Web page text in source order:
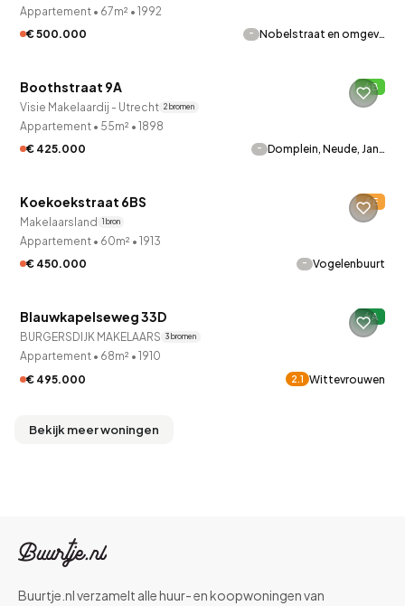
Appartement • 67m² • 1992
€ 500.000
- Nobelstraat en omgev…
QUICKLANE™
Boothstraat 9A B
Visie Makelaardij - Utrecht 2 bronnen
Appartement • 55m² • 1898
€ 425.000
- Domplein, Neude, Jan…
Koekoekstraat 6BS E
Makelaarsland 1 bron
Appartement • 60m² • 1913
€ 450.000
- Vogelenbuurt
QUICKLANE™
Blauwkapelseweg 33D A
BURGERSDIJK MAKELAARS 3 bronnen
Appartement • 68m² • 1910
€ 495.000
2.1 Wittevrouwen
Bekijk meer woningen
Buurtje.nl verzamelt alle huur- en koopwoningen van